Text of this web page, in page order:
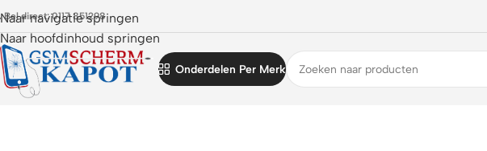
Naar navigatie springen
Naar hoofdinhoud springen
Bel direct: 0117 851298
Onderdelen Per Merk